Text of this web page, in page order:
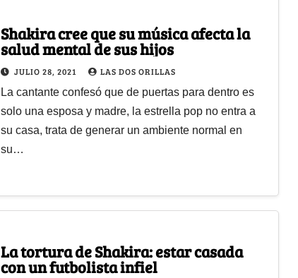
Shakira cree que su música afecta la
salud mental de sus hijos
JULIO 28, 2021 LAS DOS ORILLAS
La cantante confesó que de puertas para dentro es
solo una esposa y madre, la estrella pop no entra a
su casa, trata de generar un ambiente normal en
su…
La tortura de Shakira: estar casada
con un futbolista infiel